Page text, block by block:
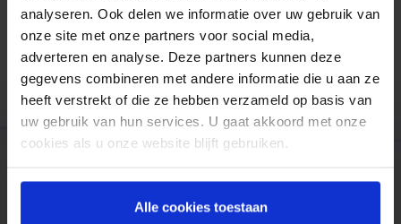
analyseren. Ook delen we informatie over uw gebruik van
onze site met onze partners voor social media,
adverteren en analyse. Deze partners kunnen deze
gegevens combineren met andere informatie die u aan ze
heeft verstrekt of die ze hebben verzameld op basis van
uw gebruik van hun services. U gaat akkoord met onze
cookies als u onze website blijft gebruiken.
Alle cookies toestaan
Vertrouwd door bedrijven als